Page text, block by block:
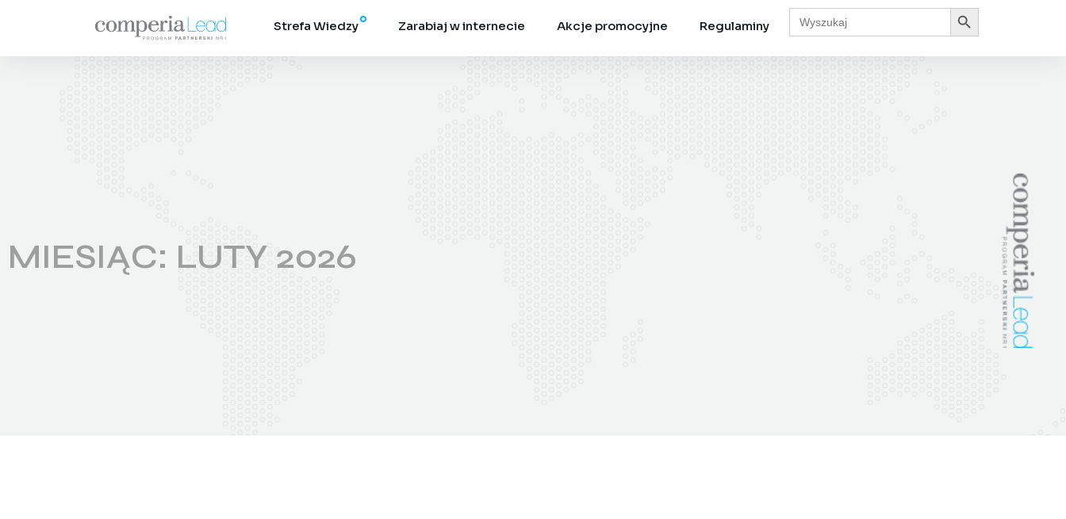
Strefa Wiedzy Zarabiaj w internecie Akcje promocyjne Regulaminy
Search
for:
Search Button
MIESIĄC: LUTY 2026